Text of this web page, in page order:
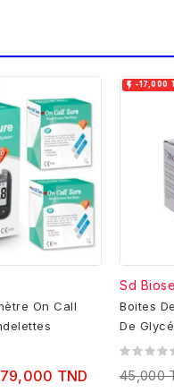
On Call
79,000 TND
 -17,000
Sd
Boites
De
45,000